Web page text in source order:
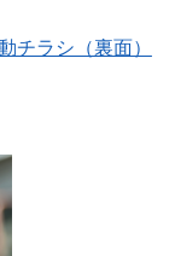
チラシ（裏面）